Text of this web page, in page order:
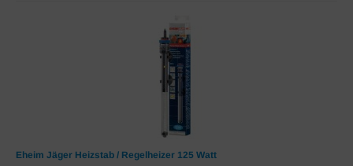
Eheim Jäger Heizstab / Regelheizer 125 Watt